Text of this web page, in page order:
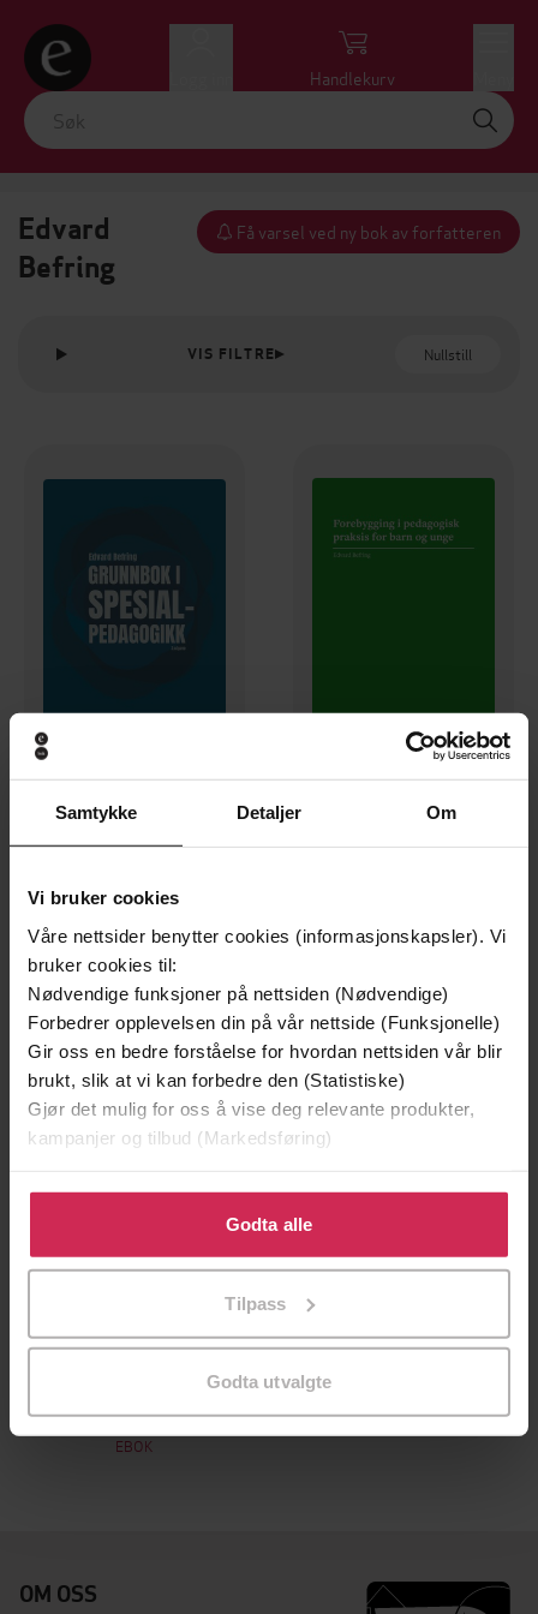
Samtykke Detaljer Om
Vi bruker cookies
Våre nettsider benytter cookies (informasjonskapsler). Vi
bruker cookies til:
Nødvendige funksjoner på nettsiden (Nødvendige)
Forbedrer opplevelsen din på vår nettside (Funksjonelle)
Gir oss en bedre forståelse for hvordan nettsiden vår blir
brukt, slik at vi kan forbedre den (Statistiske)
Gjør det mulig for oss å vise deg relevante produkter,
kampanjer og tilbud (Markedsføring)
Klikk på «Godta alle» for å gi oss ditt samtykke til å
bruke cookies for alle disse formålene. Du kan også
tilpasse ditt samtykke til spesifikke formål ved å klikke
Godta alle
Tilpass
Godta utvalgte
Handlekurv
Edvard
Befring
Få varsel ved ny bok av forfatteren
VIS FILTRE Nullstill
399,-
EBOK
279,-
629,-
Spesialpedagogikk
Edvard Befring
EBOK
OM OSS